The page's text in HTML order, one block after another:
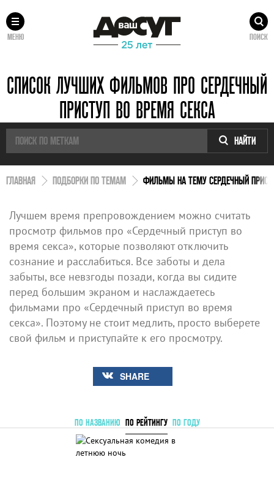
МЕНЮ ПОИСК
СПИСОК ЛУЧШИХ ФИЛЬМОВ ПРО СЕРДЕЧНЫЙ
ПРИСТУП ВО ВРЕМЯ СЕКСА
НАЙТИ
ГЛАВНАЯ ПОДБОРКИ ПО ТЕМАМ ФИЛЬМЫ НА ТЕМУ СЕРДЕЧНЫЙ
Лучшем время препровождением можно считать
просмотр фильмов про «Сердечный приступ во
время секса», которые позволяют отключить
сознание и расслабиться. Все заботы и дела
забыты, все невзгоды позади, когда вы сидите
перед большим экраном и наслаждаетесь
фильмами про «Сердечный приступ во время
секса». Поэтому не стоит медлить, просто выберете
свой фильм и приступайте к его просмотру.
SHARE
ПО НАЗВАНИЮ ПО РЕЙТИНГУ ПО ГОДУ